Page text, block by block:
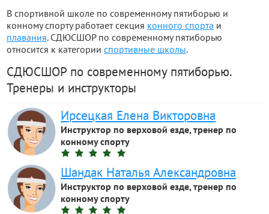
В спортивной школе по современному пятиборью и
конному спорту работает секция конного спорта и
плавания. СДЮСШОР по современному пятиборью
относится к категории спортивные школы.
СДЮСШОР по современному пятиборью.
Тренеры и инструкторы
Ирсецкая Елена Викторовна
Инструктор по верховой езде, тренер по
конному спорту
Шандак Наталья Александровна
Инструктор по верховой езде, тренер по
конному спорту